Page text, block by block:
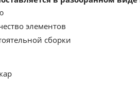
элементов
сборки